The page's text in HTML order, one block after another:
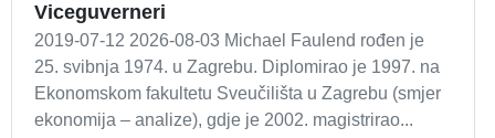
Viceguverneri
2019-07-12 2026-08-03 Michael Faulend rođen je
25. svibnja 1974. u Zagrebu. Diplomirao je 1997. na
Ekonomskom fakultetu Sveučilišta u Zagrebu (smjer
ekonomija – analize), gdje je 2002. magistrirao...